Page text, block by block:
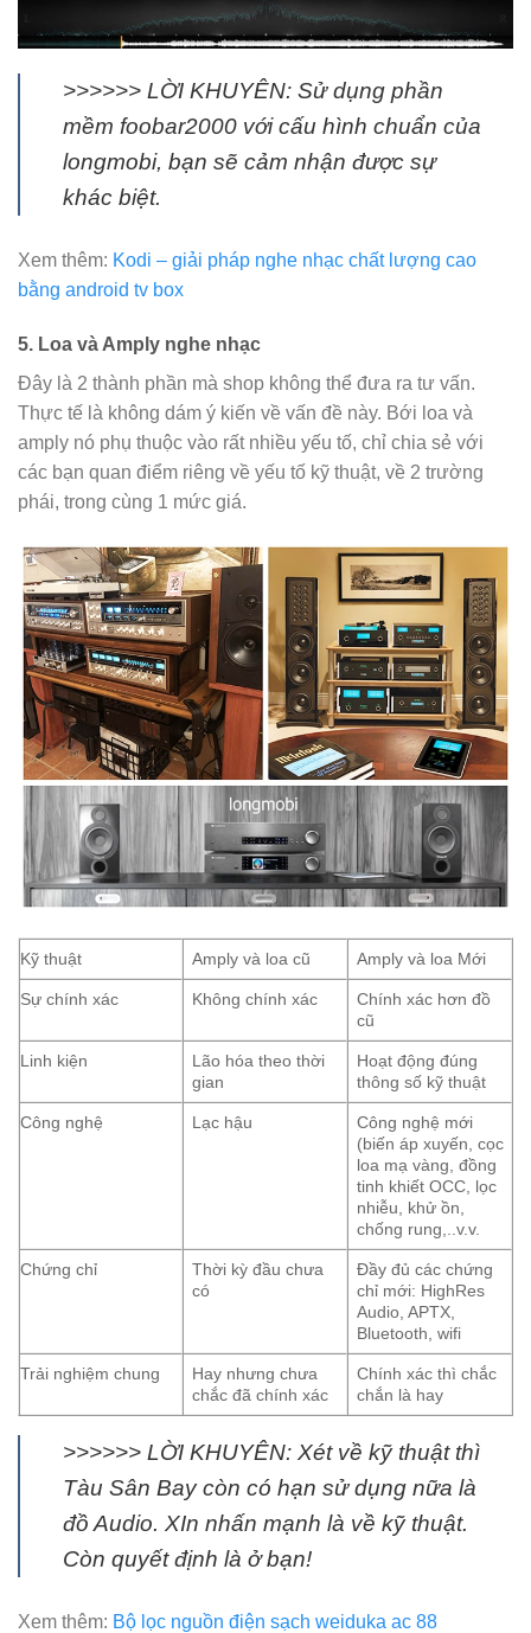
>>>>>> LỜI KHUYÊN: Sử dụng phần
mềm foobar2000 với cấu hình chuẩn của
longmobi, bạn sẽ cảm nhận được sự
khác biệt.
Xem thêm: Kodi – giải pháp nghe nhạc chất lượng cao
bằng android tv box
5. Loa và Amply nghe nhạc
Đây là 2 thành phần mà shop không thể đưa ra tư vấn.
Thực tế là không dám ý kiến về vấn đề này. Bới loa và
amply nó phụ thuộc vào rất nhiều yếu tố, chỉ chia sẻ với
các bạn quan điểm riêng về yếu tố kỹ thuật, về 2 trường
phái, trong cùng 1 mức giá.
Kỹ thuật Amply và loa cũ Amply và loa Mới
Sự chính xác Không chính xác
Chính xác hơn đồ
cũ
Linh kiện
Lão hóa theo thời
gian
Hoạt động đúng
thông số kỹ thuật
Công nghệ Lạc hậu
Công nghệ mới
(biến áp xuyến, cọc
loa mạ vàng, đồng
tinh khiết OCC, lọc
nhiễu, khử ồn,
chống rung,..v.v.
Chứng chỉ
Thời kỳ đầu chưa
có
Đầy đủ các chứng
chỉ mới: HighRes
Audio, APTX,
Bluetooth, wifi
Trải nghiệm chung
Hay nhưng chưa
chắc đã chính xác
Chính xác thì chắc
chắn là hay
>>>>>> LỜI KHUYÊN: Xét về kỹ thuật thì
Tàu Sân Bay còn có hạn sử dụng nữa là
đồ Audio. XIn nhấn mạnh là về kỹ thuật.
Còn quyết định là ở bạn!
Xem thêm: Bộ lọc nguồn điện sạch weiduka ac 88